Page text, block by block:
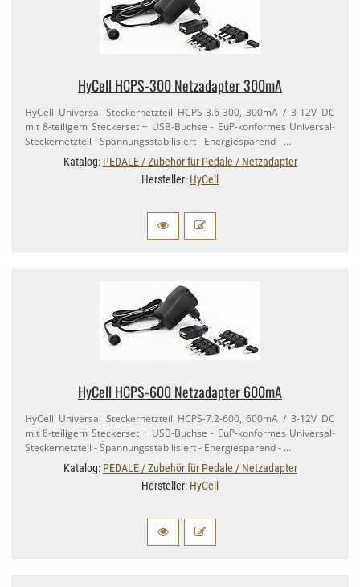
HyCell HCPS-​300 Netzadapter 300mA
HyCell Universal Steckernetzteil HCPS-​3.6-​300, 300mA / 3-​12V DC
mit 8-​teiligem Steckerset + USB-​Buchse - EuP-​konformes Universal-​
Steckernetzteil - Spannungsstabilisiert - Energiesparend - …
Katalog: PEDALE / Zubehör für Pedale / Netzadapter
Hersteller: HyCell
HyCell HCPS-​600 Netzadapter 600mA
HyCell Universal Steckernetzteil HCPS-​7.2-​600, 600mA / 3-​12V DC
mit 8-​teiligem Steckerset + USB-​Buchse - EuP-​konformes Universal-​
Steckernetzteil - Spannungsstabilisiert - Energiesparend - …
Katalog: PEDALE / Zubehör für Pedale / Netzadapter
Hersteller: HyCell